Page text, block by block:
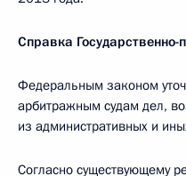
Справка Государственно-
Федеральным законом
арбитражным судам дел,
из административных и
Согласно существующему